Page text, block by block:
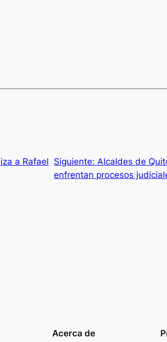
a Rafael
Siguiente: Alcaldes de
enfrentan procesos
Acerca de